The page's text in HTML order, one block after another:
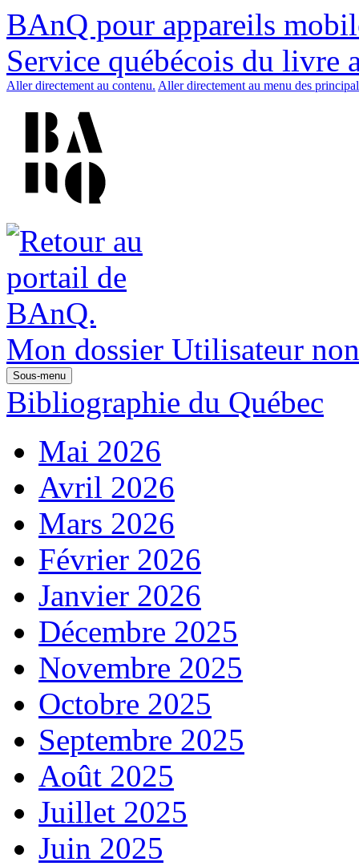
BAnQ pour appareils
Service québécois du livre
Aller directement au contenu. Aller directement au menu des
Mon dossier Utilisateur
Sous-menu
Bibliographie du Québec
Mai 2026
Avril 2026
Mars 2026
Février 2026
Janvier 2026
Décembre 2025
Novembre 2025
Octobre 2025
Septembre 2025
Août 2025
Juillet 2025
Juin 2025